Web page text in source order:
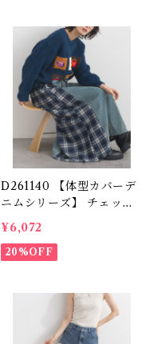
D261140 【体型カバーデ
ニムシリーズ】 チェック
切替デニムスカート / Ch
eck Panel Denim Skirt
¥6,072
20%OFF